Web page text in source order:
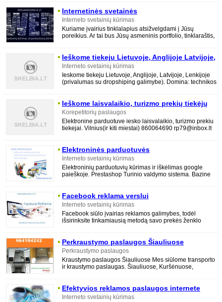
Internetinės svetainės
Interneto svetainių kūrimas
Kuriame įvairius tinklalapius atsižvelgdami į Jūsų
poreikius. Ar tai bus Jūsų asmeninis portfolio, tinklaraštis,
Ieškome tiekeju Lietuvoje, Anglijoje Latvijoje,
lenkijoje
Interneto svetainių kūrimas
Ieskome tiekeju Lietuvoje, Anglijoje, Latvijoje, Lenkijoje
(privalumas su dropshiping galimybe). Domina: technikos
Ieškome laisvalaikio, turizmo prekių tiekėjų
Korepetitorių paslaugos
Elektronine parduotuve iesko laisvalaikio, turizmo prekiu
tiekejai. Vilnius(ir kiti miestai) 860064690 rp79@inbox.lt
Elektroninės parduotuvės
Interneto svetainių kūrimas
Elektroninių parduotuvių kūrimas ir iškėlimas google
paieškoje. Prestashop Turinio valdymo sistema. Bazine
Facebook reklama verslui
Interneto svetainių kūrimas
Facebook siūlo įvairias reklamos galimybes, todėl
išsirinksite tinkamiausią metodą savo prekės ženklo
Perkraustymo paslaugos Šiauliuose
Perkraustymo paslaugos
Kraustymo paslaugos Šiauliuose Mes siūlome transporto
ir kraustymo paslaugas. Šiauliuose, Kuršėnuose,
Efektyvios reklamos paslaugos internete
Interneto svetainių kūrimas